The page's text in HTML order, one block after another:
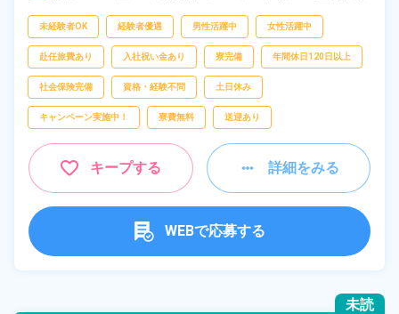
ド
自宅周辺の
お仕事
Geo API」(HeartRails Inc.)
未経験者OK 経験者優遇 男性活躍中 女性活躍中
赴任旅費あり 入社祝い金あり 寮完備 年間休日120日以上
社会保険完備 資格・経験不問 土日休み
キャンペーン実施中！ 寮費無料 送迎あり
キープする 詳細をみる
WEBで応募する
未読